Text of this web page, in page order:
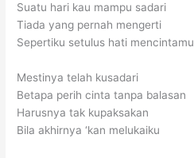
Suatu hari kau mampu sadari
Tiada yang pernah mengerti
Sepertiku setulus hati mencintamu
Mestinya telah kusadari
Betapa perih cinta tanpa balasan
Harusnya tak kupaksakan
Bila akhirnya ‘kan melukaiku